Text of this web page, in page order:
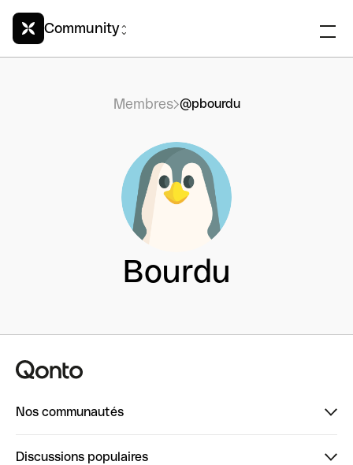
Community
Membres @pbourdu
Bourdu
Nos communautés
Discussions populaires